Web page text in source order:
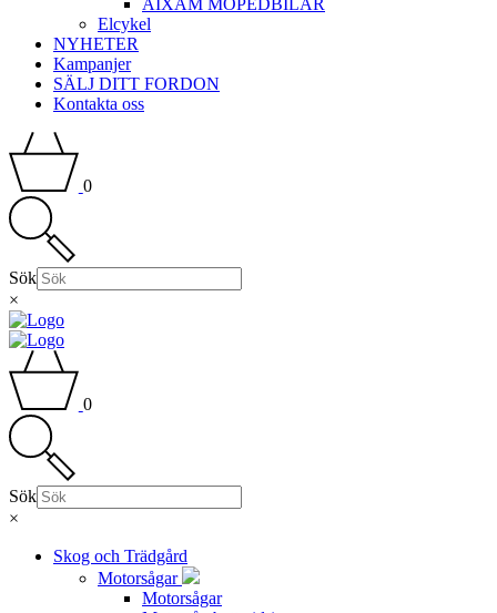
AIXAM MOPEDBILAR
Elcykel
NYHETER
Kampanjer
SÄLJ DITT FORDON
Kontakta oss
0
Sök
×
0
Sök
×
Skog och Trädgård
Motorsågar
Motorsågar